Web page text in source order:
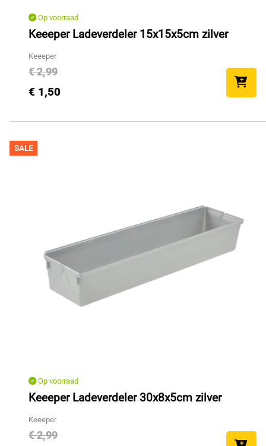
Op voorraad
Keeeper Ladeverdeler 15x15x5cm zilver
Keeeper
€ 2,99
€ 1,50
SALE
Op voorraad
Keeeper Ladeverdeler 30x8x5cm zilver
Keeeper
€ 2,99